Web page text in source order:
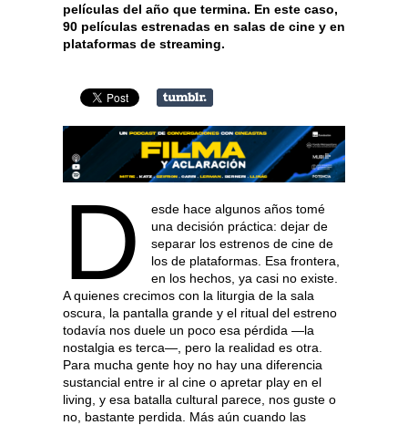
películas del año que termina. En este caso,
90 películas estrenadas en salas de cine y en
plataformas de streaming.
D
esde hace algunos años tomé
una decisión práctica: dejar de
separar los estrenos de cine de
los de plataformas. Esa frontera,
en los hechos, ya casi no existe.
A quienes crecimos con la liturgia de la sala
oscura, la pantalla grande y el ritual del estreno
todavía nos duele un poco esa pérdida —la
nostalgia es terca—, pero la realidad es otra.
Para mucha gente hoy no hay una diferencia
sustancial entre ir al cine o apretar play en el
living, y esa batalla cultural parece, nos guste o
no, bastante perdida. Más aún cuando las